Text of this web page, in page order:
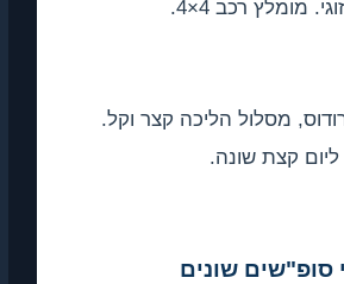
מומלץ רכב 4×4.
מסלול הליכה קצר וקל.
ליום קצת שונה.
סופ"שים שונים